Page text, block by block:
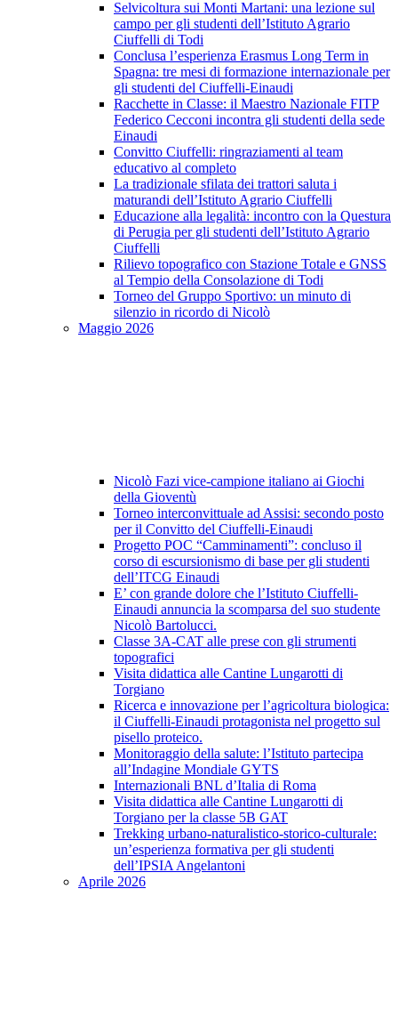
Selvicoltura sui Monti Martani: una lezione sul
campo per gli studenti dell’Istituto Agrario
Ciuffelli di Todi
Conclusa l’esperienza Erasmus Long Term in
Spagna: tre mesi di formazione internazionale per
gli studenti del Ciuffelli-Einaudi
Racchette in Classe: il Maestro Nazionale FITP
Federico Cecconi incontra gli studenti della sede
Einaudi
Convitto Ciuffelli: ringraziamenti al team
educativo al completo
La tradizionale sfilata dei trattori saluta i
maturandi dell’Istituto Agrario Ciuffelli
Educazione alla legalità: incontro con la Questura
di Perugia per gli studenti dell’Istituto Agrario
Ciuffelli
Rilievo topografico con Stazione Totale e GNSS
al Tempio della Consolazione di Todi
Torneo del Gruppo Sportivo: un minuto di
silenzio in ricordo di Nicolò
Maggio 2026
Nicolò Fazi vice-campione italiano ai Giochi
della Gioventù
Torneo interconvittuale ad Assisi: secondo posto
per il Convitto del Ciuffelli-Einaudi
Progetto POC “Camminamenti”: concluso il
corso di escursionismo di base per gli studenti
dell’ITCG Einaudi
E’ con grande dolore che l’Istituto Ciuffelli-
Einaudi annuncia la scomparsa del suo studente
Nicolò Bartolucci.
Classe 3A-CAT alle prese con gli strumenti
topografici
Visita didattica alle Cantine Lungarotti di
Torgiano
Ricerca e innovazione per l’agricoltura biologica:
il Ciuffelli-Einaudi protagonista nel progetto sul
pisello proteico.
Monitoraggio della salute: l’Istituto partecipa
all’Indagine Mondiale GYTS
Internazionali BNL d’Italia di Roma
Visita didattica alle Cantine Lungarotti di
Torgiano per la classe 5B GAT
Trekking urbano-naturalistico-storico-culturale:
un’esperienza formativa per gli studenti
dell’IPSIA Angelantoni
Aprile 2026